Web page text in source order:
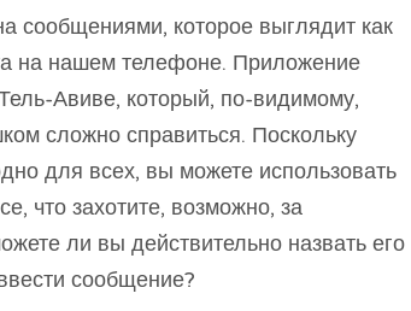
которое выглядит как
на нашем телефоне. Приложение
Авиве, который, по-видимому,
сложно справиться. Поскольку
для всех, вы можете использовать
что захотите, возможно, за
ли вы действительно назвать его
сообщение?